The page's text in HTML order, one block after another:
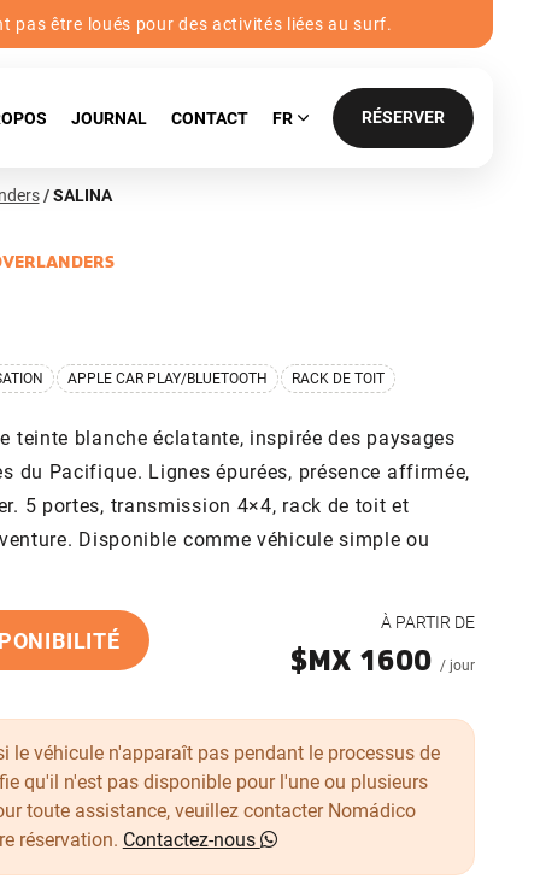
pas être loués pour des activités liées au surf.
JOURNAL CONTACT FR RÉSERVER
SALINA
APPLE CAR PLAY/BLUETOOTH RACK DE TOIT
teinte blanche éclatante, inspirée des paysages
du Pacifique. Lignes épurées, présence affirmée,
5 portes, transmission 4×4, rack de toit et
Disponible comme véhicule simple ou
À PARTIR DE
$MX 1600 / jour
le véhicule n'apparaît pas pendant le processus de
qu'il n'est pas disponible pour l'une ou plusieurs
toute assistance, veuillez contacter Nomádico
réservation. Contactez-nous